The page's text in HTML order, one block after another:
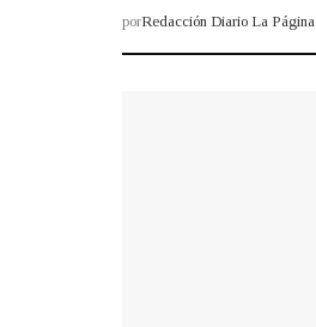
porRedacción Diario La Página